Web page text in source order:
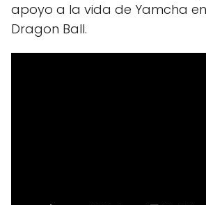
apoyo a la vida de Yamcha
Dragon Ball.